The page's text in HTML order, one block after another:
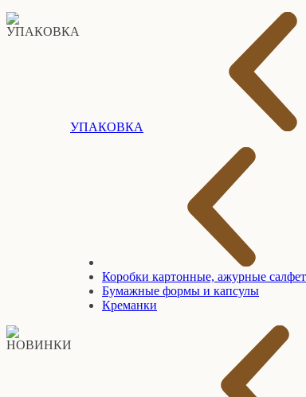
УПАКОВКА
Коробки картонные, ажурные
Бумажные формы и капсулы
Креманки